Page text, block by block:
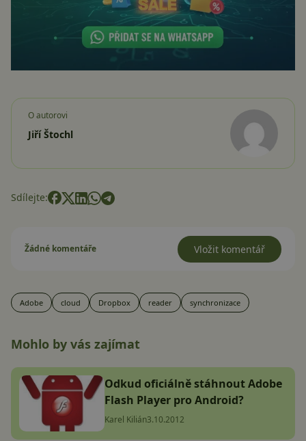
O autorovi
Jiří Štochl
Sdílejte:
Žádné komentáře Vložit komentář
Adobe cloud Dropbox reader synchronizace
Mohlo by vás zajímat
Odkud oficiálně stáhnout Adobe
Flash Player pro Android?
Karel Kilián3.10.2012